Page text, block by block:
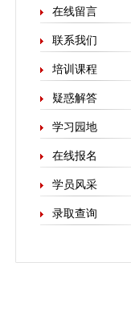
在线留言
联系我们
培训课程
疑惑解答
学习园地
在线报名
学员风采
录取查询